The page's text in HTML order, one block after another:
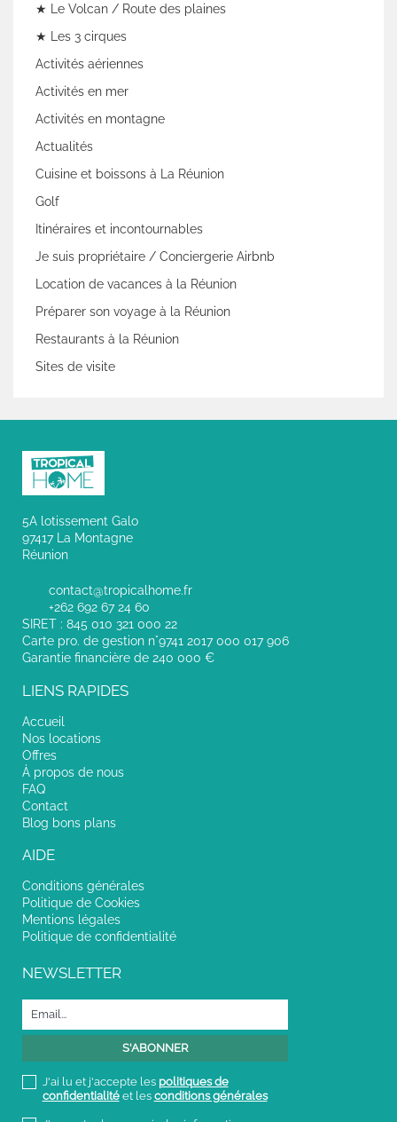
★ Le Volcan / Route des plaines
★ Les 3 cirques
Activités aériennes
Activités en mer
Activités en montagne
Actualités
Cuisine et boissons à La Réunion
Golf
Itinéraires et incontournables
Je suis propriétaire / Conciergerie Airbnb
Location de vacances à la Réunion
Préparer son voyage à la Réunion
Restaurants à la Réunion
Sites de visite
5A lotissement Galo
97417 La Montagne
Réunion
contact@tropicalhome.fr
+262 692 67 24 60
SIRET : 845 010 321 000 22
Carte pro. de gestion n°9741 2017 000 017 906
Garantie financière de 240 000 €
LIENS RAPIDES
Accueil
Nos locations
Offres
À propos de nous
FAQ
Contact
Blog bons plans
AIDE
Conditions générales
Politique de Cookies
Mentions légales
Politique de confidentialité
NEWSLETTER
J'ai lu et j'accepte les politiques de
confidentialitéet les conditions générales